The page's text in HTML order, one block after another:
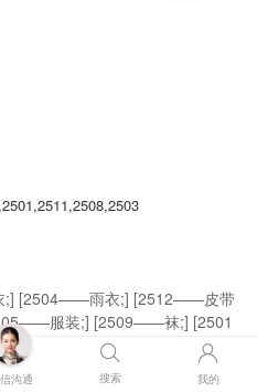
[2504——雨衣;] [2512——皮带
服装;] [2509——袜;] [2501
围巾;] [2503——服装;]
装;] [2507——鞋;]
沟通 搜索 我的